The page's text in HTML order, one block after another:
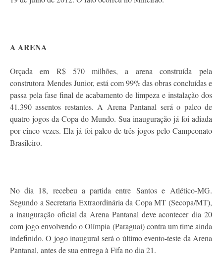
A ARENA
Orçada em R$ 570 milhões, a arena construída pela
construtora Mendes Junior, está com 99% das obras concluídas e
passa pela fase final de acabamento de limpeza e instalação dos
41.390 assentos restantes. A Arena Pantanal será o palco de
quatro jogos da Copa do Mundo. Sua inauguração já foi adiada
por cinco vezes. Ela já foi palco de três jogos pelo Campeonato
Brasileiro.
No dia 18, recebeu a partida entre Santos e Atlético-MG.
Segundo a Secretaria Extraordinária da Copa MT (Secopa/MT),
a inauguração oficial da Arena Pantanal deve acontecer dia 20
com jogo envolvendo o Olímpia (Paraguai) contra um time ainda
indefinido. O jogo inaugural será o último evento-teste da Arena
Pantanal, antes de sua entrega à Fifa no dia 21.